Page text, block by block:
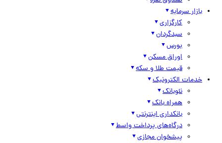
بازار سرمایه
کارگزاری
سبدگردان
بورس
اوراق مسکن
قیمت طلا و سکه
خدمات الکترونیک
نئوبانک
همراه بانک
بانکداری اینترنتی
درگاه‌های پرداخت واسط
پیشخوان مجازی